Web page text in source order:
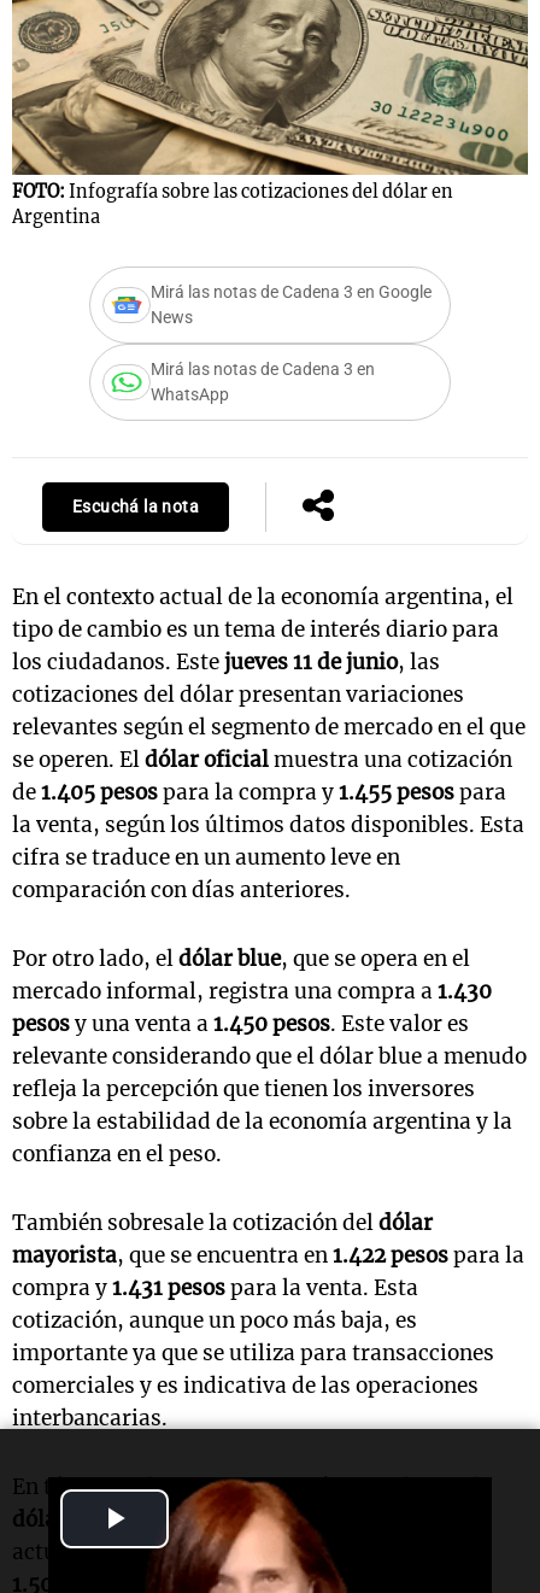
Play
Video
FOTO: Infografía sobre las cotizaciones del dólar en
Argentina
Mirá las notas de Cadena 3 en Google
News
Mirá las notas de Cadena 3 en
WhatsApp
Escuchá la nota
En el contexto actual de la economía argentina, el
tipo de cambio es un tema de interés diario para
los ciudadanos. Estejueves 11 de junio, las
cotizaciones del dólar presentan variaciones
relevantes según el segmento de mercado en el que
se operen. Eldólar oficialmuestra una cotización
de1.405 pesospara la compra y1.455 pesospara
la venta, según los últimos datos disponibles. Esta
cifra se traduce en un aumento leve en
comparación con días anteriores.
Por otro lado, eldólar blue, que se opera en el
mercado informal, registra una compra a1.430
pesosy una venta a1.450 pesos. Este valor es
relevante considerando que el dólar blue a menudo
refleja la percepción que tienen los inversores
sobre la estabilidad de la economía argentina y la
confianza en el peso.
También sobresale la cotización deldólar
mayorista, que se encuentra en1.422 pesospara la
compra y1.431 pesospara la venta. Esta
cotización, aunque un poco más baja, es
importante ya que se utiliza para transacciones
comerciales y es indicativa de las operaciones
interbancarias.
En términos de operaciones más complejas, el
dólar contado con liquidación (CCL)
actualmente a1.508,6 pesospara la compra y
1.509,7 pesos
para la venta, mientras que la